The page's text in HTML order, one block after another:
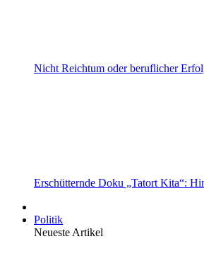
Nicht Reichtum oder beruflicher
Erschütternde Doku „Tatort Kita“:
Politik
Neueste Artikel